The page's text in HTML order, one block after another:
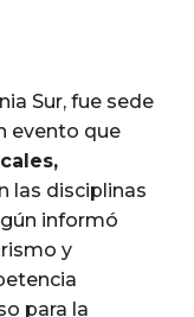
Sur, fue sede
evento que
las disciplinas
informó
y
para la